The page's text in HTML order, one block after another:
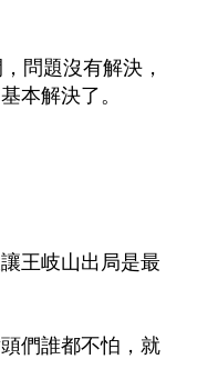
問題沒有解決，
本解決了。
王岐山出局是最
們誰都不怕，就